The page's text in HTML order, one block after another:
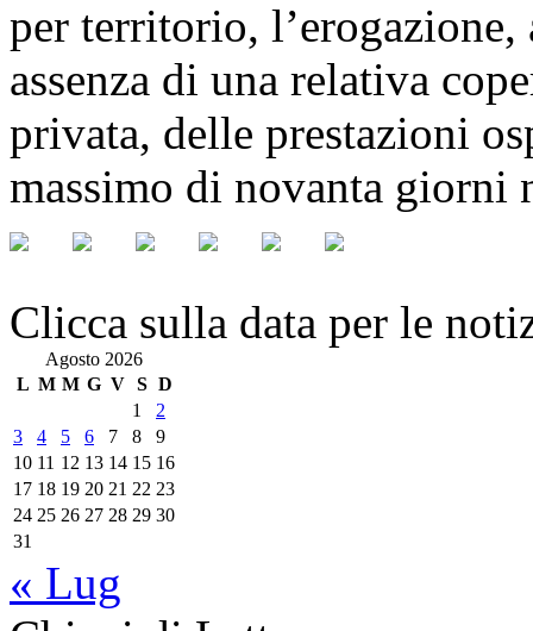
per territorio,
assenza di una relativa
privata, delle prestazioni
massimo di novanta giorni
Clicca sulla data per le
Agosto 2026
L M M G V S D
1
2
3
4 5 6 7 8
9
10 11 12 13 14 15 16
17 18 19 20 21 22 23
24 25 26 27 28 29 30
31
« Lug